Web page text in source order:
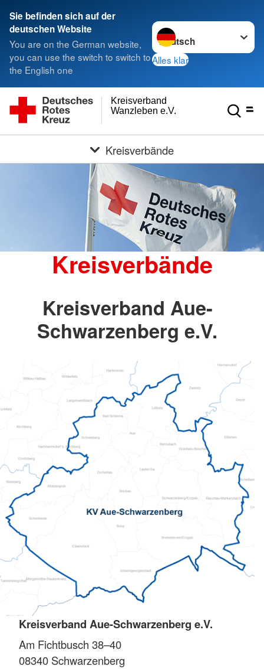
Sie befinden sich auf der
deutschen Website
You are on the German website,
you can use the switch to switch to
the English one
Sprache wechseln zu
Alles klar
Wanzleben e.V.
Kreisverband
Kreisverbände
Kreisverbände
Kreisverband Aue-
Schwarzenberg e.V.
Kreisverband Aue-Schwarzenberg e.V.
Am Fichtbusch 38–40
08340 Schwarzenberg